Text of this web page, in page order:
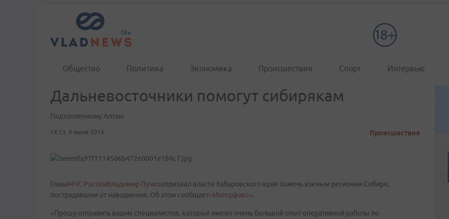
Общество Политика Экономика Происшествия Спорт Интервью
Дальневосточники помогут сибирякам
Подтопленному Алтаю
14:13, 9 июня 2014 Происшествия
ГлаваМЧС РоссииВладимир Пучковпризвал власти Хабаровского края помочь южным регионам Сибири,
пострадавшим от наводнения. Об этом сообщает«Интерфакс».
«Прошу отправить ваших специалистов, которые имеют очень большой опыт оперативной работы по